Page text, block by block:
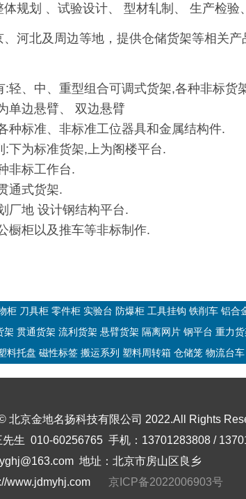
规划 、试验设计、 型材轧制、 生产检验
河北及周边等地，提供仓储货架等相关
:轻、中、重型组合可调式货架,各种非标货
单边悬臂、 双边悬臂
种标准、非标准工位器具和金属结构件.
:下为标准货架,上为阁楼平台.
非标工作台.
通式货架.
厂地 设计钢结构平台.
橱柜以及推车等非标制作.
柜 刀具柜 零件柜 实验台 防爆柜 工具挂钩 铁削车 铝合
架 贯通货架 流利货架 悬臂货架 隔离网片 钢平台 重力货
料托盘 磁性标签 搬运系列 塑料周转箱 仓储笼 物流台车
北京金地名扬科技有限公司 2022.All Rights
先生 010-60256765 手机：13701283808 /
地址：北京市房山区良乡
www.jdmyhj.com
京ICP备2022006903号